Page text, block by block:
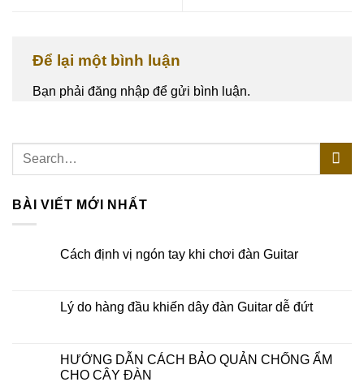
BÀI VIẾT MỚI NHẤT
Cách định vị ngón tay khi chơi đàn Guitar
Lý do hàng đầu khiến dây đàn Guitar dễ đứt
HƯỚNG DẪN CÁCH BẢO QUẢN CHỐNG ẨM
CHO CÂY ĐÀN
Để lại một bình luận
Bạn phải đăng nhập để gửi bình luận.